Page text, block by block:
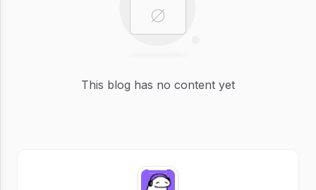
This blog has no content yet